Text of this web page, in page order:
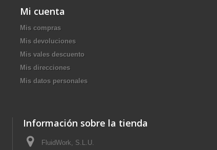
Mi cuenta
Mis compras
Mis devoluciones
Mis vales descuento
Mis direcciones
Mis datos personales
Información sobre la tienda
FluidWork, S.L.U.